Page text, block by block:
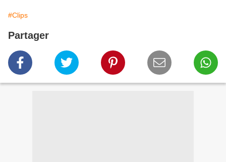
#Clips
Partager